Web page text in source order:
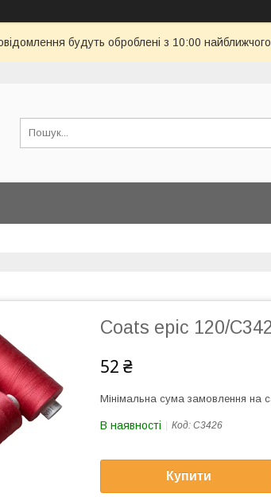
будуть оброблені з 10:00
Coats epic 120/
52 ₴
Мінімальна сума замовлення на
В наявності Код: С3426
Купити